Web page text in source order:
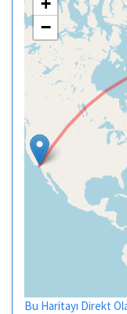
−
Bu Haritayı Direkt